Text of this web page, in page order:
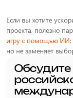
Если вы хотите
проекта, полезно
игру с помощью ИИ:
но не заменяет
Обсудите